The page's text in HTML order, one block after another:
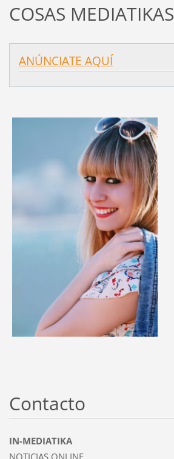
COSAS MEDIATIKAS
ANÚNCIATE AQUÍ
Contacto
IN-MEDIATIKA
NOTICIAS ONLINE